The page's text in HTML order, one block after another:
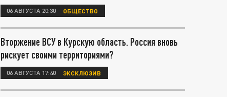
06 АВГУСТА 20:30 ОБЩЕСТВО
Вторжение ВСУ в Курскую область. Россия вновь
рискует своими территориями?
06 АВГУСТА 17:40 ЭКСКЛЮЗИВ